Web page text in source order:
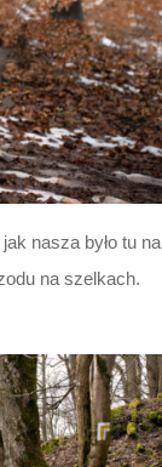
nasza było tu na
na szelkach.